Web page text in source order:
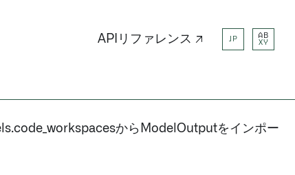
APIリファレンス ↗ JP
AB
XY
からModelOutputをインポー